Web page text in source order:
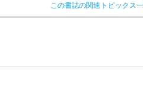
この書誌の関連トピックス